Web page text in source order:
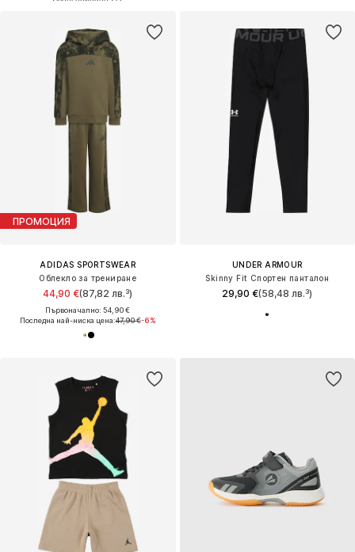
ПРОМОЦИЯ
ADIDAS SPORTSWEAR
Облекло за трениране
44,90 €(87,82 лв.³)
Първоначално: 54,90 €
Последна най-ниска цена:47,90 €-6%
UNDER ARMOUR
Skinny Fit Спортен панталон
29,90 €(58,48 лв.³)